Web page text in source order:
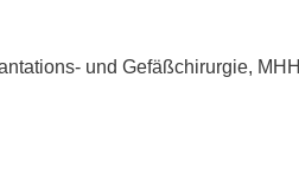
und Gefäßchirurgie, MHH